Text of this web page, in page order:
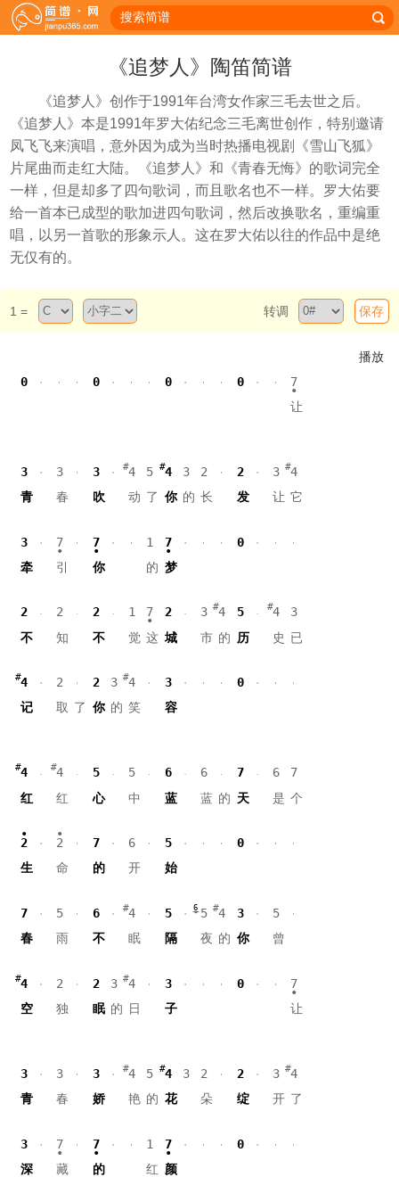
《追梦人》陶笛简谱
《追梦人》创作于1991年台湾女作家三毛去世之后。
《追梦人》本是1991年罗大佑纪念三毛离世创作，特别邀请
凤飞飞来演唱，意外因为成为当时热播电视剧《雪山飞狐》
片尾曲而走红大陆。《追梦人》和《青春无悔》的歌词完全
一样，但是却多了四句歌词，而且歌名也不一样。罗大佑要
给一首本已成型的歌加进四句歌词，然后改换歌名，重编重
唱，以另一首歌的形象示人。这在罗大佑以往的作品中是绝
无仅有的。
转调 保存
1 =
播放
0 0 0 0
7
让
3 3 3 4 5 4 3 2 2 3
4
青
春 吹 动 了 你 的 长 发 让 它
3 7 7 1 7
0
牵
引 你 的 梦
2 2 2 1 7 2 3 4 5 4
3
不
知 不 觉 这 城 市 的 历 史 已
4 2 2 3 4 3
0
记
取 了 你 的 笑 容
4 4 5 5 6 6 7 6
7
红
红 心 中 蓝 蓝 的 天 是 个
2 2 7 6 5
0
生
命 的 开 始
7 5 6 4 5 6 5 4 3
5
春
雨 不 眠 隔 夜 的 你 曾
4 2 2 3 4 3 0
7
空
独 眠 的 日 子 让
3 3 3 4 5 4 3 2 2 3
4
青
春 娇 艳 的 花 朵 绽 开 了
3 7 7 1 7
0
深
藏 的 红 颜